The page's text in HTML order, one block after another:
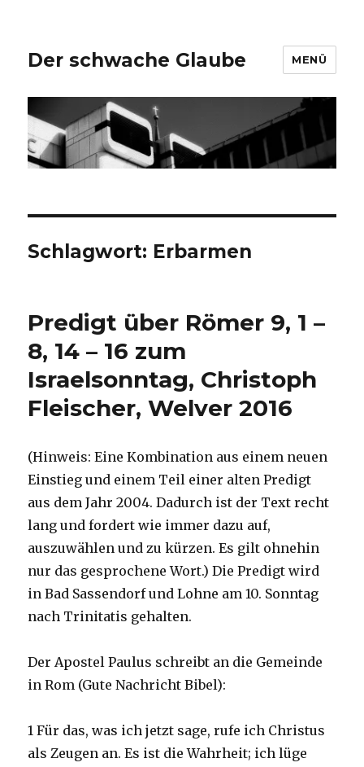
Der schwache Glaube MENÜ
Schlagwort: Erbarmen
Predigt über Römer 9, 1 –
8, 14 – 16 zum
Israelsonntag, Christoph
Fleischer, Welver 2016
(Hinweis: Eine Kombination aus einem neuen
Einstieg und einem Teil einer alten Predigt
aus dem Jahr 2004. Dadurch ist der Text recht
lang und fordert wie immer dazu auf,
auszuwählen und zu kürzen. Es gilt ohnehin
nur das gesprochene Wort.) Die Predigt wird
in Bad Sassendorf und Lohne am 10. Sonntag
nach Trinitatis gehalten.
Der Apostel Paulus schreibt an die Gemeinde
in Rom (Gute Nachricht Bibel):
1 Für das, was ich jetzt sage, rufe ich Christus
als Zeugen an. Es ist die Wahrheit; ich lüge